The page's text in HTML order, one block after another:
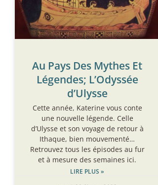
Au Pays Des Mythes Et
Légendes; L’Odyssée
d’Ulysse
Cette année, Katerine vous conte
une nouvelle légende. Celle
d’Ulysse et son voyage de retour à
Ithaque, bien mouvementé…
Retrouvez tous les épisodes au fur
et à mesure des semaines ici.
LIRE PLUS »